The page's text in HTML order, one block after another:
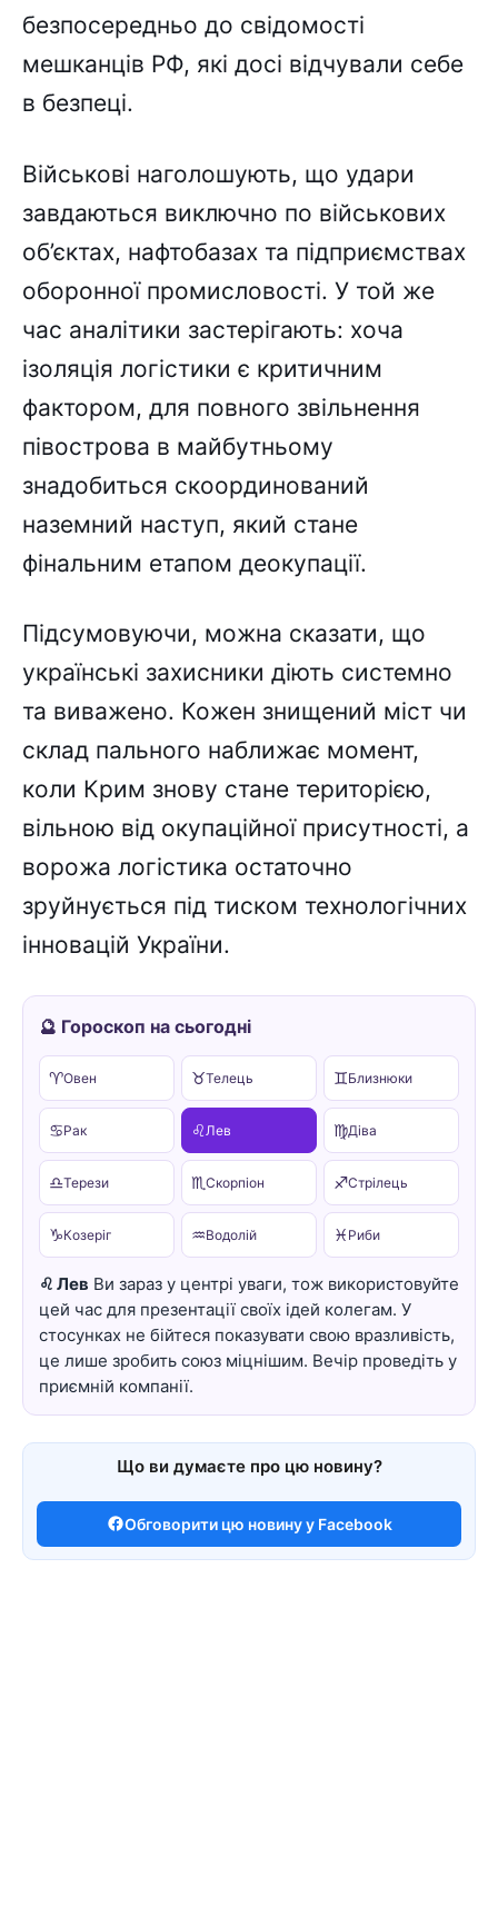
безпосередньо до свідомості
мешканців РФ, які досі відчували себе
в безпеці.
Військові наголошують, що удари
завдаються виключно по військових
об’єктах, нафтобазах та підприємствах
оборонної промисловості. У той же
час аналітики застерігають: хоча
ізоляція логістики є критичним
фактором, для повного звільнення
півострова в майбутньому
знадобиться скоординований
наземний наступ, який стане
фінальним етапом деокупації.
Підсумовуючи, можна сказати, що
українські захисники діють системно
та виважено. Кожен знищений міст чи
склад пального наближає момент,
коли Крим знову стане територією,
вільною від окупаційної присутності, а
ворожа логістика остаточно
зруйнується під тиском технологічних
інновацій України.
🔮 Гороскоп на сьогодні
♈Овен ♉Телець ♊Близнюки
♋Рак ♌ Лев ♍Діва
♎Терези ♏Скорпіон ♐Стрілець
♑Козеріг ♒Водолій ♓ Риби
♌ Лев Ви зараз у центрі уваги, тож використовуйте
цей час для презентації своїх ідей колегам. У
стосунках не бійтеся показувати свою вразливість,
це лише зробить союз міцнішим. Вечір проведіть у
приємній компанії.
Що ви думаєте про цю новину?
Обговорити цю новину у Facebook